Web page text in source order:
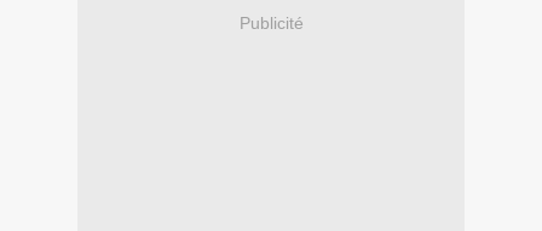
Publicité